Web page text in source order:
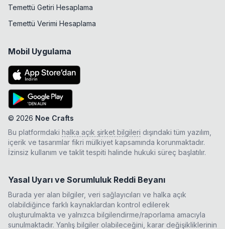
Temettü Getiri Hesaplama
Temettü Verimi Hesaplama
Mobil Uygulama
© 2026 Noe Crafts
Bu platformdaki halka açık şirket bilgileri dışındaki tüm yazılım,
içerik ve tasarımlar fikri mülkiyet kapsamında korunmaktadır.
İzinsiz kullanım ve taklit tespiti halinde hukuki süreç başlatılır.
Yasal Uyarı ve Sorumluluk Reddi Beyanı
Burada yer alan bilgiler, veri sağlayıcıları ve halka açık
olabildiğince farklı kaynaklardan kontrol edilerek
oluşturulmakta ve yalnızca bilgilendirme/raporlama amacıyla
sunulmaktadır. Yanlış bilgiler olabileceğini, karar değişikliklerinin